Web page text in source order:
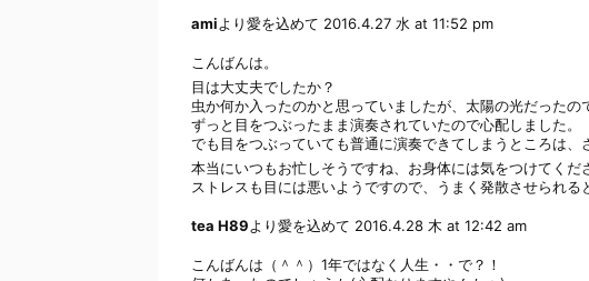
amiより愛を込めて 2016.4.27 水 at 11:52 pm
こんばんは。
目は大丈夫でしたか？
虫か何か入ったのかと思っていましたが、太陽の光だったの
ずっと目をつぶったまま演奏されていたので心配しました。
でも目をつぶっていても普通に演奏できてしまうところは
本当にいつもお忙しそうですね、お身体には気をつけてくだ
ストレスも目には悪いようですので、うまく発散させられる
tea H89より愛を込めて 2016.4.28 木 at 12:42 am
こんばんは（＾＾）1年ではなく人生・・で？！